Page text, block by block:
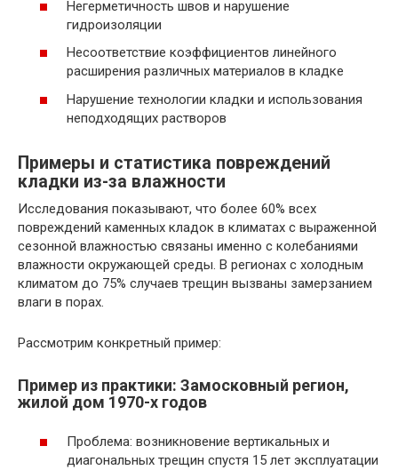
Негерметичность швов и нарушение
гидроизоляции
Несоответствие коэффициентов линейного
расширения различных материалов в кладке
Нарушение технологии кладки и использования
неподходящих растворов
Примеры и статистика повреждений
кладки из-за влажности
Исследования показывают, что более 60% всех
повреждений каменных кладок в климатах с выраженной
сезонной влажностью связаны именно с колебаниями
влажности окружающей среды. В регионах с холодным
климатом до 75% случаев трещин вызваны замерзанием
влаги в порах.
Рассмотрим конкретный пример:
Пример из практики: Замосковный регион,
жилой дом 1970-х годов
Проблема: возникновение вертикальных и
диагональных трещин спустя 15 лет эксплуатации